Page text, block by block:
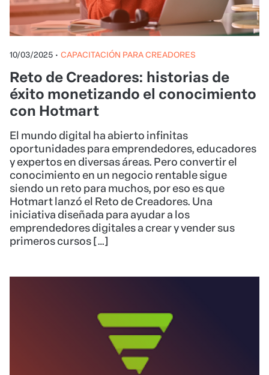
10/03/2025 • CAPACITACIÓN PARA CREADORES
Reto de Creadores: historias de
éxito monetizando el conocimiento
con Hotmart
El mundo digital ha abierto infinitas
oportunidades para emprendedores, educadores
y expertos en diversas áreas. Pero convertir el
conocimiento en un negocio rentable sigue
siendo un reto para muchos, por eso es que
Hotmart lanzó el Reto de Creadores. Una
iniciativa diseñada para ayudar a los
emprendedores digitales a crear y vender sus
primeros cursos […]